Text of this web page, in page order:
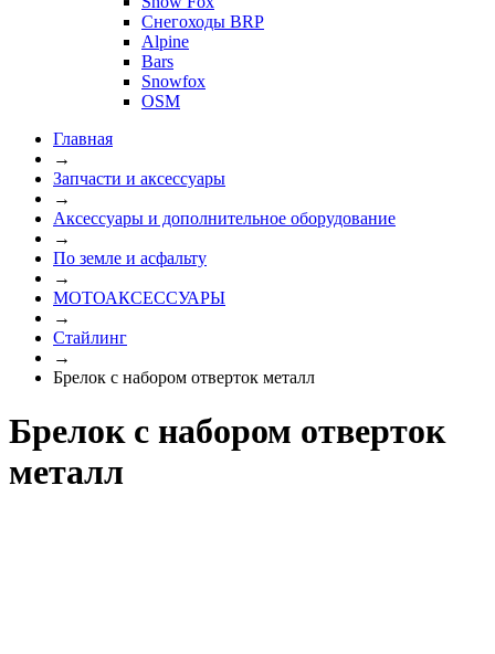
Снегоходы BRP
Alpine
Bars
Snowfox
OSM
Главная
→
Запчасти и аксессуары
→
Аксессуары и дополнительное оборудование
→
По земле и асфальту
→
МОТОАКСЕССУАРЫ
→
Стайлинг
→
Брелок с набором отверток металл
Брелок с набором отверток
металл